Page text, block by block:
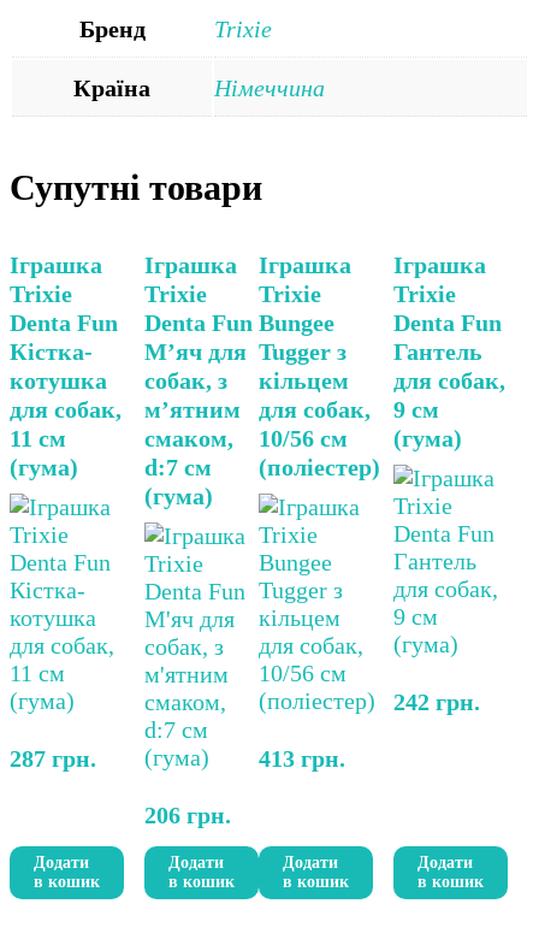
Бренд Trixie
Країна Німеччина
Супутні товари
Іграшка
Trixie
Denta Fun
Кістка-
котушка
для собак,
11 см
(гума)
287 грн.
Додати
в кошик
Іграшка
Trixie
Denta Fun
М’яч для
собак, з
м’ятним
смаком,
d:7 см
(гума)
206 грн.
Додати
в кошик
Іграшка
Trixie
Bungee
Tugger з
кільцем
для собак,
10/56 см
(поліестер)
413 грн.
Додати
в кошик
Іграшка
Trixie
Denta Fun
Гантель
для собак,
9 см
(гума)
242 грн.
Додати
в кошик